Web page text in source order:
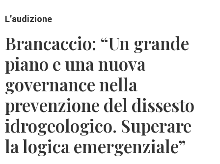
L’audizione
Brancaccio: “Un grande
piano e una nuova
governance nella
prevenzione del dissesto
idrogeologico. Superare
la logica emergenziale”